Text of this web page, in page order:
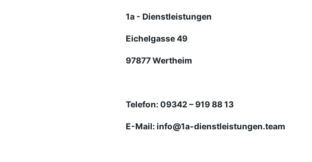
1a - Dienstleistungen
Eichelgasse 49
97877 Wertheim
Telefon: 09342 – 919 88 13
E-Mail: info@1a-dienstleistungen.team